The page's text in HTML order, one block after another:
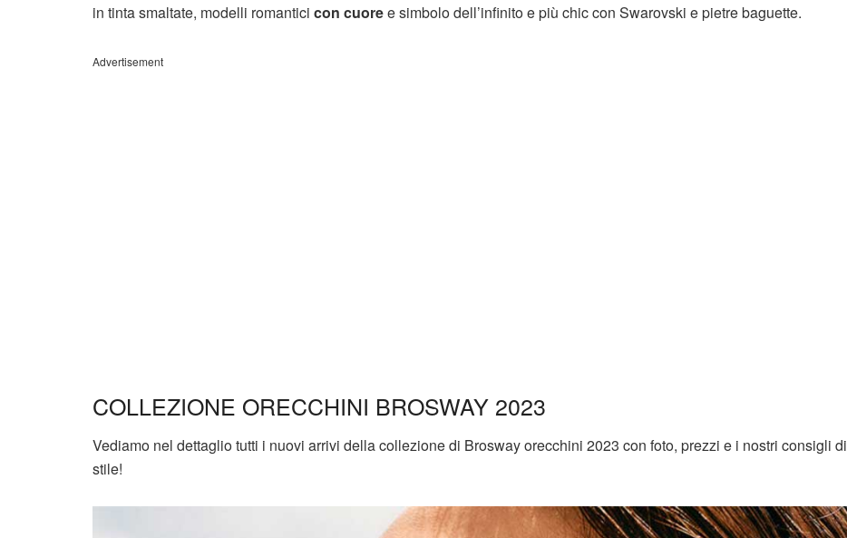
in tinta smaltate, modelli romantici con cuoree simbolo dell’infinito e più chic con Swarovski e pietre baguette.
Advertisement
COLLEZIONE ORECCHINI BROSWAY 2023
Vediamo nel dettaglio tutti i nuovi arrivi della collezione di Brosway orecchini 2023 con foto, prezzi e i nostri consigli di
stile!